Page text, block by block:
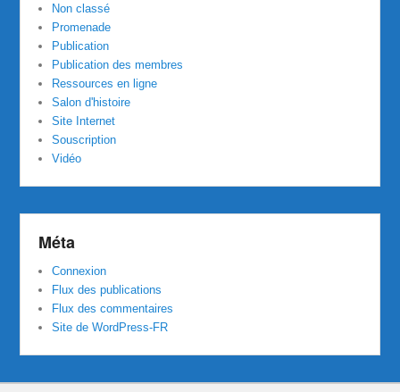
Non classé
Promenade
Publication
Publication des membres
Ressources en ligne
Salon d'histoire
Site Internet
Souscription
Vidéo
Méta
Connexion
Flux des publications
Flux des commentaires
Site de WordPress-FR